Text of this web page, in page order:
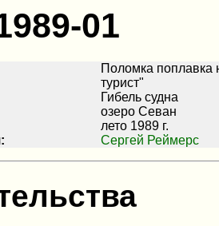
01
Поломка поплавка
турист"
Гибель судна
озеро Севан
лето 1989 г.
Сергей Реймерс